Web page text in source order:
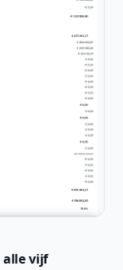
alle vijf